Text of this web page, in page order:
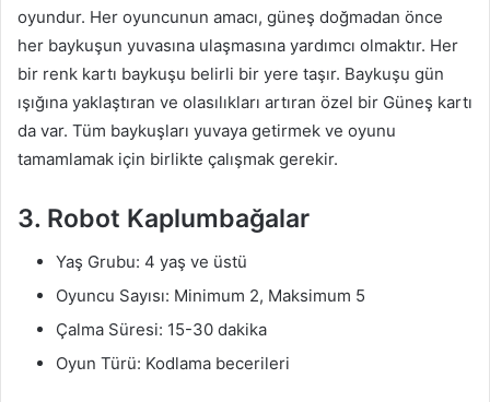
oyundur. Her oyuncunun amacı, güneş doğmadan önce
her baykuşun yuvasına ulaşmasına yardımcı olmaktır. Her
bir renk kartı baykuşu belirli bir yere taşır. Baykuşu gün
ışığına yaklaştıran ve olasılıkları artıran özel bir Güneş kartı
da var. Tüm baykuşları yuvaya getirmek ve oyunu
tamamlamak için birlikte çalışmak gerekir.
3. Robot Kaplumbağalar
Yaş Grubu: 4 yaş ve üstü
Oyuncu Sayısı: Minimum 2, Maksimum 5
Çalma Süresi: 15-30 dakika
Oyun Türü: Kodlama becerileri